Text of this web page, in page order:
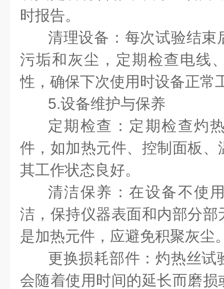
时报告。
清理设备：每次试验结束
污垢和灰尘，定期检查电线
性，确保下次使用时设备正
5.设备维护与保养
定期检查：定期检查灼
件，如加热元件、控制面板
其工作状态良好。
清洁保养：在设备不使
洁，保持仪器表面和内部分
是加热元件，应避免积聚灰
更换损耗部件：灼热丝试
会随着使用时间的延长而磨